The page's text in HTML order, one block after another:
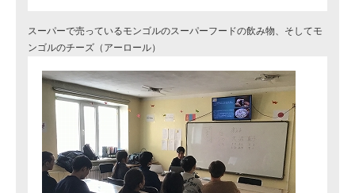
スーパーで売っているモンゴルのスーパーフードの飲み物、そしてモ
ンゴルのチーズ（アーロール）